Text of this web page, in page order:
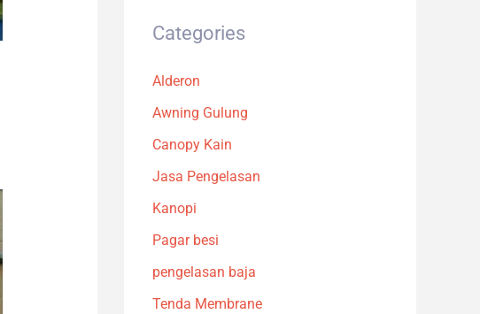
Categories
Alderon
Awning Gulung
Canopy Kain
Jasa Pengelasan
Kanopi
Pagar besi
pengelasan baja
Tenda Membrane